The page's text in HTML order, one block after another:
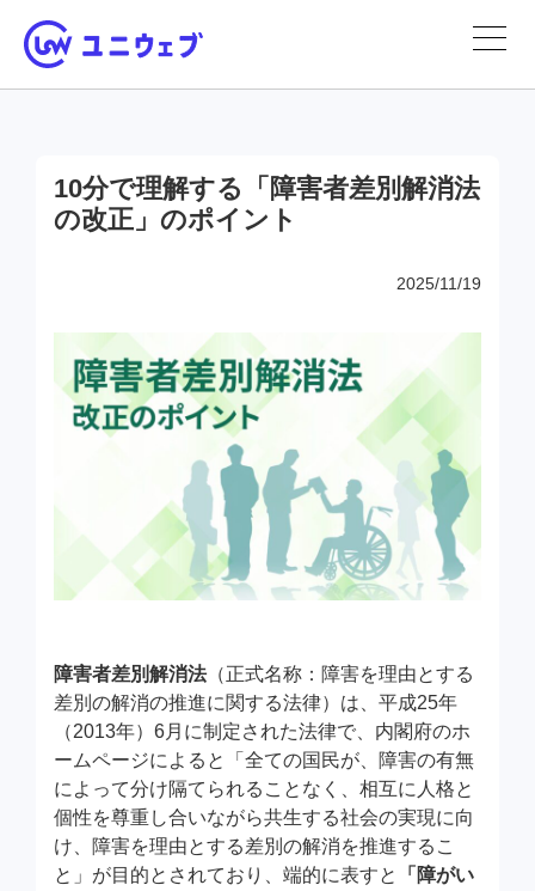
10分で理解する「障害者差別解消法
の改正」のポイント
2025/11/19
障害者差別解消法（正式名称：障害を理由とする
差別の解消の推進に関する法律）は、平成25年
（2013年）6月に制定された法律で、内閣府のホ
ームページによると「全ての国民が、障害の有無
によって分け隔てられることなく、相互に人格と
個性を尊重し合いながら共生する社会の実現に向
け、障害を理由とする差別の解消を推進するこ
と」が目的とされており、端的に表すと
「障がい